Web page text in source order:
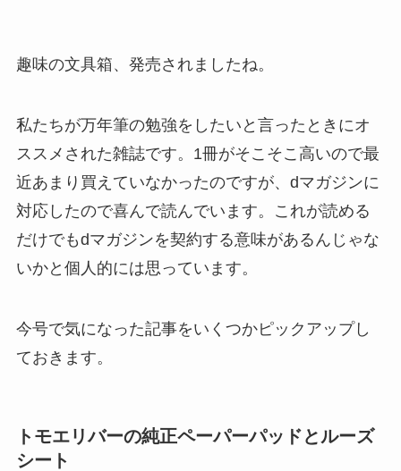
趣味の文具箱、発売されましたね。
私たちが万年筆の勉強をしたいと言ったときにオ
ススメされた雑誌です。1冊がそこそこ高いので最
近あまり買えていなかったのですが、dマガジンに
対応したので喜んで読んでいます。これが読める
だけでもdマガジンを契約する意味があるんじゃな
いかと個人的には思っています。
今号で気になった記事をいくつかピックアップし
ておきます。
トモエリバーの純正ペーパーパッドとルーズ
シート